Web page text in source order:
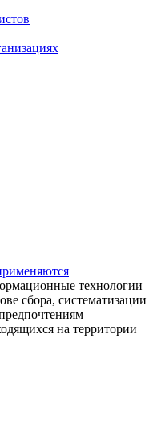
технологии
сбора, систематизации
на территории